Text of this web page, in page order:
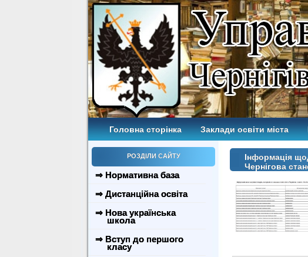
Головна сторінка Заклади освіти міста
РОЗДІЛИ САЙТУ
⇒ Нормативна база
⇒ Дистанційна освіта
⇒ Нова українська
школа
⇒ Вступ до першого
класу
Інформація
Чернігова